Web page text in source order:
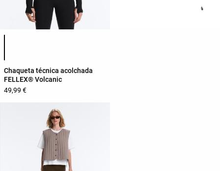
Chaqueta técnica acolchada
FELLEX® Volcanic
49,99 €